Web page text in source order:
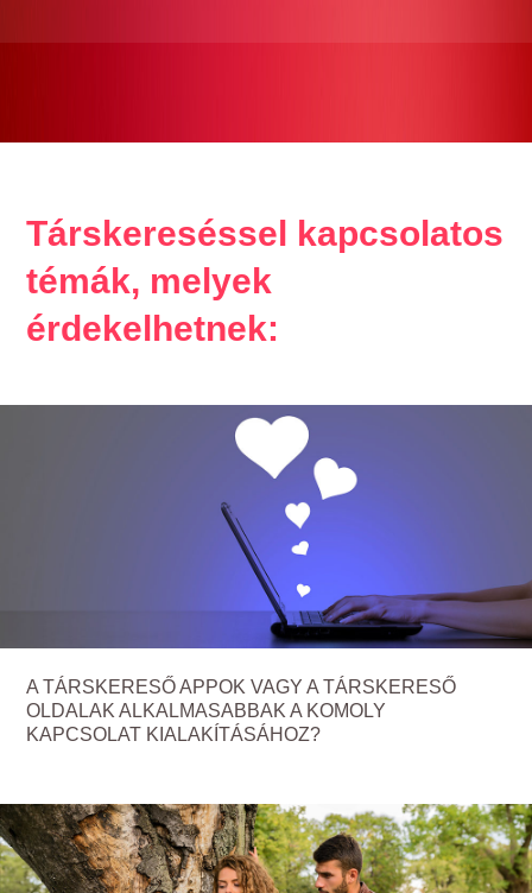
Társkereséssel kapcsolatos
témák, melyek
érdekelhetnek:
A TÁRSKERESŐ APPOK VAGY A TÁRSKERESŐ
OLDALAK ALKALMASABBAK A KOMOLY
KAPCSOLAT KIALAKÍTÁSÁHOZ?